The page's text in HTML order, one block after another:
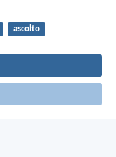
ascolto